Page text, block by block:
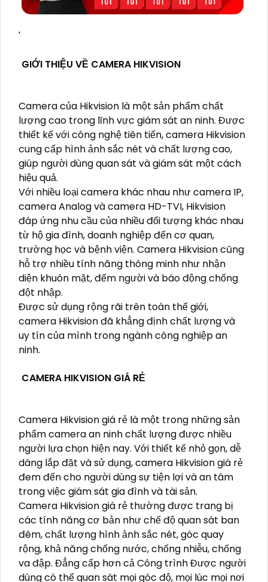
'
GIỚI THIỆU VỀ CAMERA HIKVISION
Camera của Hikvision là một sản phẩm chất
lượng cao trong lĩnh vực giám sát an ninh. Được
thiết kế với công nghệ tiên tiến, camera Hikvision
cung cấp hình ảnh sắc nét và chất lượng cao,
giúp người dùng quan sát và giám sát một cách
hiệu quả.
Với nhiều loại camera khác nhau như camera IP,
camera Analog và camera HD-TVI, Hikvision
đáp ứng nhu cầu của nhiều đối tượng khác nhau
từ hộ gia đình, doanh nghiệp đến cơ quan,
trường học và bệnh viện. Camera Hikvision cũng
hỗ trợ nhiều tính năng thông minh như nhận
diện khuôn mặt, đếm người và báo động chống
đột nhập.
Được sử dụng rộng rãi trên toàn thế giới,
camera Hikvision đã khẳng định chất lượng và
uy tín của mình trong ngành công nghiệp an
ninh.
CAMERA HIKVISION GIÁ RẺ
Camera Hikvision giá rẻ là một trong những sản
phẩm camera an ninh chất lượng được nhiều
người lựa chọn hiện nay. Với thiết kế nhỏ gọn, dễ
dàng lắp đặt và sử dụng, camera Hikvision giá rẻ
đem đến cho người dùng sự tiện lợi và an tâm
trong việc giám sát gia đình và tài sản.
Camera Hikvision giá rẻ thường được trang bị
các tính năng cơ bản như chế độ quan sát ban
đêm, chất lượng hình ảnh sắc nét, góc quay
rộng, khả năng chống nước, chống nhiễu, chống
va đập. Đẳng cấp hơn cả Công trình Được người
dùng có thể quan sát mọi góc độ, mọi lúc mọi nơi